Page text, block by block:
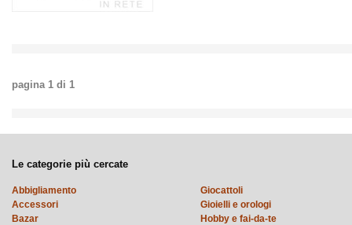
pagina 1 di 1
Le categorie più cercate
Abbigliamento
Accessori
Bazar
Giocattoli
Gioielli e orologi
Hobby e fai-da-te